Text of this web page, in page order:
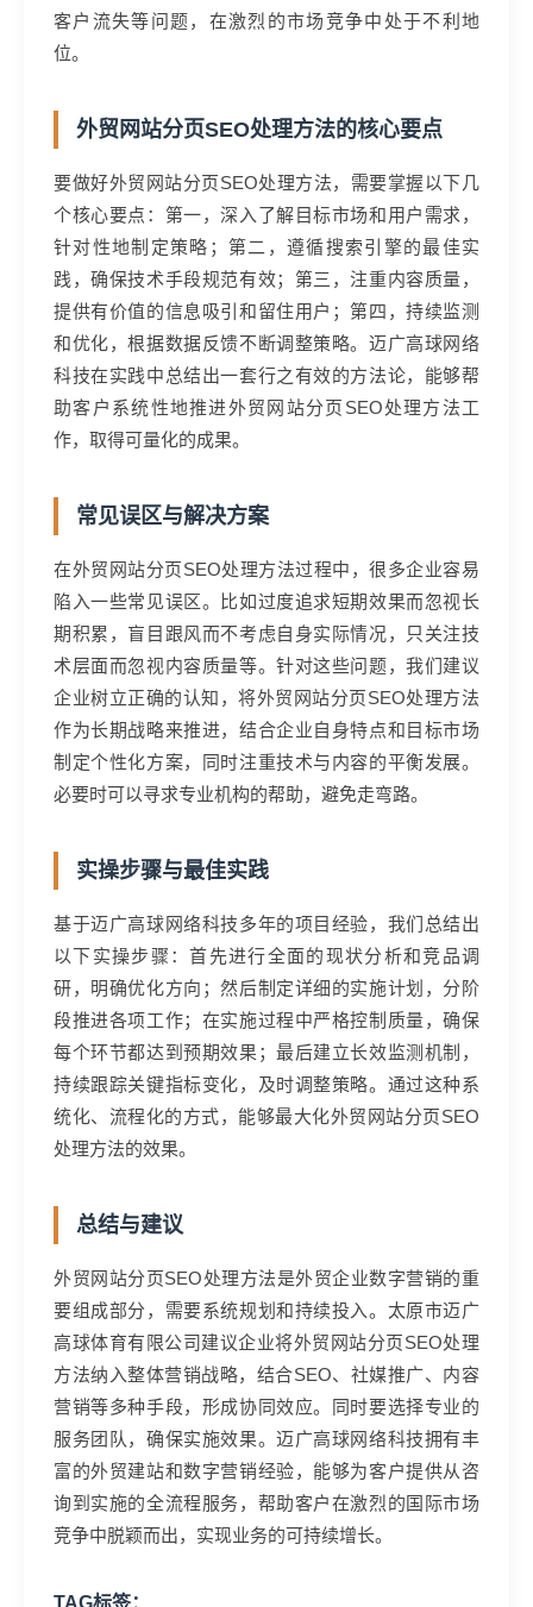
客户流失等问题，在激烈的市场竞争中处于不利地
位。
外贸网站分页SEO处理方法的核心要点
要做好外贸网站分页SEO处理方法，需要掌握以下几
个核心要点：第一，深入了解目标市场和用户需求，
针对性地制定策略；第二，遵循搜索引擎的最佳实
践，确保技术手段规范有效；第三，注重内容质量，
提供有价值的信息吸引和留住用户；第四，持续监测
和优化，根据数据反馈不断调整策略。迈广高球网络
科技在实践中总结出一套行之有效的方法论，能够帮
助客户系统性地推进外贸网站分页SEO处理方法工
作，取得可量化的成果。
常见误区与解决方案
在外贸网站分页SEO处理方法过程中，很多企业容易
陷入一些常见误区。比如过度追求短期效果而忽视长
期积累，盲目跟风而不考虑自身实际情况，只关注技
术层面而忽视内容质量等。针对这些问题，我们建议
企业树立正确的认知，将外贸网站分页SEO处理方法
作为长期战略来推进，结合企业自身特点和目标市场
制定个性化方案，同时注重技术与内容的平衡发展。
必要时可以寻求专业机构的帮助，避免走弯路。
实操步骤与最佳实践
基于迈广高球网络科技多年的项目经验，我们总结出
以下实操步骤：首先进行全面的现状分析和竞品调
研，明确优化方向；然后制定详细的实施计划，分阶
段推进各项工作；在实施过程中严格控制质量，确保
每个环节都达到预期效果；最后建立长效监测机制，
持续跟踪关键指标变化，及时调整策略。通过这种系
统化、流程化的方式，能够最大化外贸网站分页SEO
处理方法的效果。
总结与建议
外贸网站分页SEO处理方法是外贸企业数字营销的重
要组成部分，需要系统规划和持续投入。太原市迈广
高球体育有限公司建议企业将外贸网站分页SEO处理
方法纳入整体营销战略，结合SEO、社媒推广、内容
营销等多种手段，形成协同效应。同时要选择专业的
服务团队，确保实施效果。迈广高球网络科技拥有丰
富的外贸建站和数字营销经验，能够为客户提供从咨
询到实施的全流程服务，帮助客户在激烈的国际市场
竞争中脱颖而出，实现业务的可持续增长。
TAG标签：